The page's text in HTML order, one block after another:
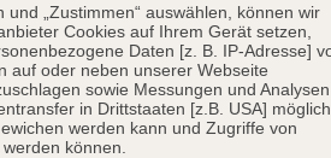
„Zustimmen“ auswählen, können wir
Cookies auf Ihrem Gerät setzen,
Daten [z. B. IP-Adresse]
auf oder neben unserer Webseite
sowie Messungen und Analysen
in Drittstaaten [z.B. USA] möglich
werden kann und Zugriffe von
können.